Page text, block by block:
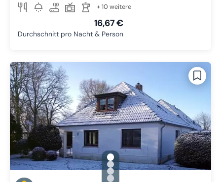
+ 10 weitere
16,67 €
Durchschnitt pro Nacht & Person
gallery.slide_selector
Zu Slide 1 wechseln
Zu Slide 2 wechseln
Zu Slide 3 wechseln